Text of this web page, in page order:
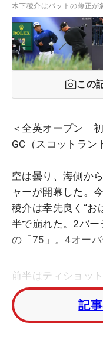
木下稜介はパットの修正が
この
＜全英オープン
GC（スコットラ
空は曇り、海側か
ャーが開幕した。
稜介は幸先良く“お
半で崩れた。2バ
の「75」。4オー
前半はティショッ
ンを捉えることも
温の影響でガマン
トだけは良かった
記